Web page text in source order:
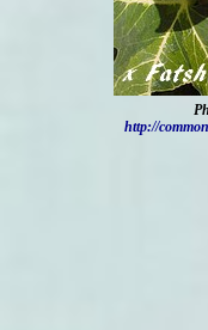
http://